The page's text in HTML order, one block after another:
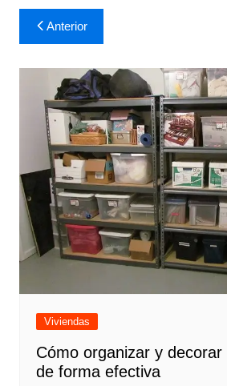
Navegación
de
entradas
Anterior
Viviendas
Cómo organizar y
de forma efectiva